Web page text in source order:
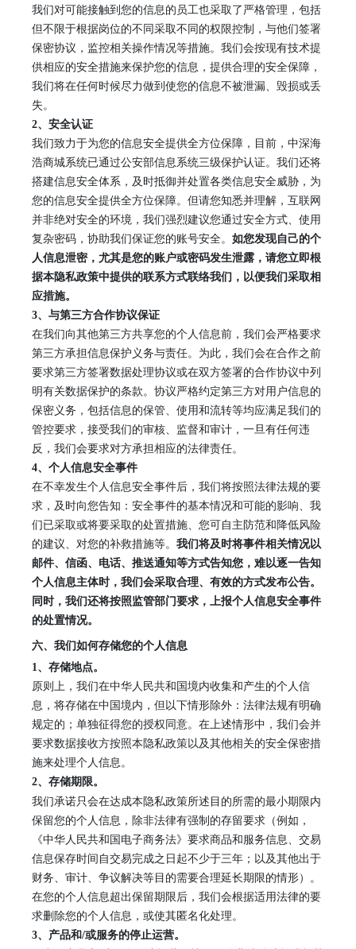
我们对可能接触到您的信息的员工也采取了严格管理，包括
但不限于根据岗位的不同采取不同的权限控制，与他们签署
保密协议，监控相关操作情况等措施。我们会按现有技术提
供相应的安全措施来保护您的信息，提供合理的安全保障，
我们将在任何时候尽力做到使您的信息不被泄漏、毁损或丢
失。
2、 安全认证
我们致力于为您的信息安全提供全方位保障，目前， 中深海
浩商城系统已通过公安部信息系统三级保护认证。我们还将
搭建信息安全体系，及时抵御并处置各类信息安全威胁，为
您的信息安全提供全方位保障。但请您知悉并理解，互联网
并非绝对安全的环境，我们强烈建议您通过安全方式、使用
复杂密码，协助我们保证您的账号安全。 如您发现自己的个
人信息泄密，尤其是您的账户或密码发生泄露，请您立即根
据本隐私政策中提供的联系方式联络我们，以便我们采取相
应措施。
3、 与第三方合作协议保证
在我们向其他第三方共享您的个人信息前，我们会严格要求
第三方承担信息保护义务与责任。为此，我们会在合作之前
要求第三方签署数据处理协议或在双方签署的合作协议中列
明有关数据保护的条款。协议严格约定第三方对用户信息的
保密义务，包括信息的保管、使用和流转等均应满足我们的
管控要求，接受我们的审核、监督和审计，一旦有任何违
反，我们会要求对方承担相应的法律责任。
4、 个人信息安全事件
在不幸发生个人信息安全事件后，我们将按照法律法规的要
求，及时向您告知：安全事件的基本情况和可能的影响、我
们已采取或将要采取的处置措施、您可自主防范和降低风险
的建议、对您的补救措施等。 我们将及时将事件相关情况以
邮件、信函、电话、推送通知等方式告知您，难以逐一告知
个人信息主体时，我们会采取合理、有效的方式发布公告。
同时，我们还将按照监管部门要求，上报个人信息安全事件
的处置情况。
六、我们如何存储您的个人信息
1、 存储地点。
原则上，我们在中华人民共和国境内收集和产生的个人信
息，将存储在中国境内，但以下情形除外：法律法规有明确
规定的；单独征得您的授权同意。在上述情形中，我们会并
要求数据接收方按照本隐私政策以及其他相关的安全保密措
施来处理个人信息。
2、 存储期限。
我们承诺只会在达成本隐私政策所述目的所需的最小期限内
保留您的个人信息，除非法律有强制的存留要求（例如，
《中华人民共和国电子商务法》要求商品和服务信息、交易
信息保存时间自交易完成之日起不少于三年；以及其他出于
财务、审计、争议解决等目的需要合理延长期限的情形）。
在您的个人信息超出保留期限后，我们会根据适用法律的要
求删除您的个人信息，或使其匿名化处理。
3、 产品和/或服务的停止运营。